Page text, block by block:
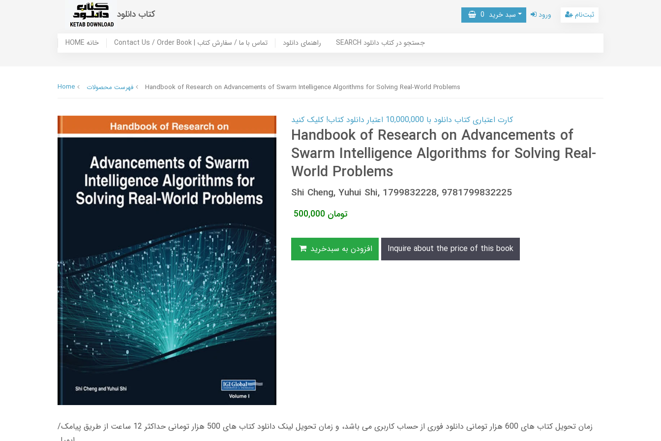
کتاب دانلود سبد خرید 0 ورود ثبت‌نام
HOME خانه Contact Us / Order Book | تماس با ما / سفارش کتاب راهنمای دانلود SEARCH جستجو در کتاب دانلود
Home فهرست محصولات Handbook of Research on Advancements of Swarm Intelligence Algorithms for Solving Real-World Problems
کارت اعتباری کتاب دانلود با 10,000,000 اعتبار دانلود کتاب! کلیک کنید
Handbook of Research on Advancements of
Swarm Intelligence Algorithms for Solving Real-
World Problems
Shi Cheng, Yuhui Shi, 1799832228, 9781799832225
500,000 تومان
افزودن به سبدخرید Inquire about the price of this book
زمان تحویل کتاب های 600 هزار تومانی دانلود فوری از حساب کاربری می باشد، و زمان تحویل لینک دانلود کتاب های 500 هزار تومانی حداکثر 12 ساعت از طریق پیامک/